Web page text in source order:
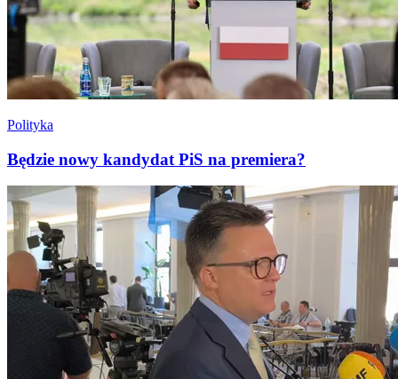
Polityka
Będzie nowy kandydat PiS na premiera?